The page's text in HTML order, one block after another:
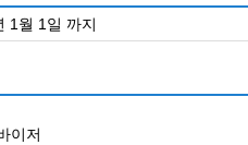
1월 1일 까지
이저